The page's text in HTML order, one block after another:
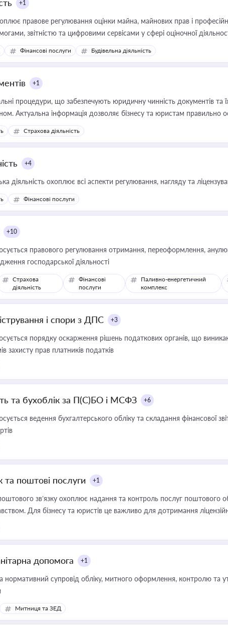
+1
правове регулювання оцінки майна, майнових прав і
звітністю та цифровими сервісами у сфері оціночної
корисне для власника бізнесу, керівника, юриста або бухгалтера
майна, корпоративних угод і перевірки статусу суб'єктів
Фінансові послуги Будівельна діяльність
+1
процедури, що забезпечують юридичну чинність документів та
Актуальна інформація дозволяє бізнесу та юристам правильно
забезпечувати їх належне прийняття органами влади та
Страхова діяльність
+4
діяльність охоплює всі аспекти регулювання, нагляду та
Фінансові послуги
+10
правового регулювання отримання, переоформлення,
господарської діяльності
Страхова
діяльність
Фінансові
послуги
Паливно-енергетичний
комплекс
і спори з ДПС +3
порядку оскарження рішень податкових органів, що
захисту прав платників податків
та бухоблік за П(С)БО і МСФЗ +6
ведення бухгалтерського обліку та складання фінансової
та поштові послуги +1
зв’язку охоплює надання та контроль послуг поштового
Для бізнесу та юристів це важливо для дотримання
прав споживачів.
допомога +1
нормативний супровід обліку, митного оформлення, контролю та
Митниця та ЗЕД